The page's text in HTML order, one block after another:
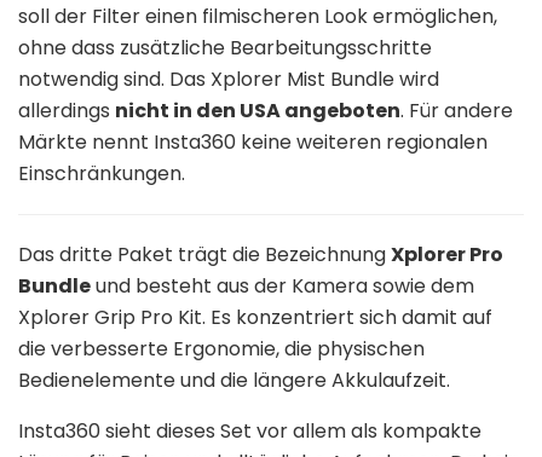
soll der Filter einen filmischeren Look ermöglichen,
ohne dass zusätzliche Bearbeitungsschritte
notwendig sind. Das Xplorer Mist Bundle wird
allerdings nicht in den USA angeboten. Für andere
Märkte nennt Insta360 keine weiteren regionalen
Einschränkungen.
Das dritte Paket trägt die BezeichnungXplorer Pro
Bundleund besteht aus der Kamera sowie dem
Xplorer Grip Pro Kit. Es konzentriert sich damit auf
die verbesserte Ergonomie, die physischen
Bedienelemente und die längere Akkulaufzeit.
Insta360 sieht dieses Set vor allem als kompakte